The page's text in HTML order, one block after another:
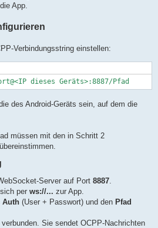
App.
Verbindungsstring einstellen:
dieses Geräts>:8887/Pfad
des Android-Geräts sein, auf dem die
müssen mit den in Schritt 2
Server auf Port 8887
per ws://... zur App.
Auth (User + Passwort) und den Pfad
Sie sendet OCPP-Nachrichten